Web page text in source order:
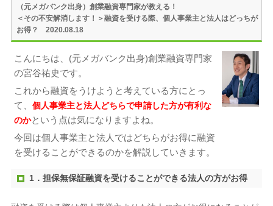
（元メガバンク出身）創業融資専門家が教える！
＜その不安解消します！＞融資を受ける際、個人事業主と法人はどっちが
お得？ 2020.08.18
こんにちは、(元メガバンク出身)創業融資専門家
の宮谷祐史です。
これから融資をうけようと考えている方にとっ
て、 個人事業主と法人どちらで申請した方が有利な
のかという点は気になりますよね。
今回は個人事業主と法人ではどちらがお得に融資
を受けることができるのかを解説していきます。
1．担保無保証融資を受けることができる法人の方がお得